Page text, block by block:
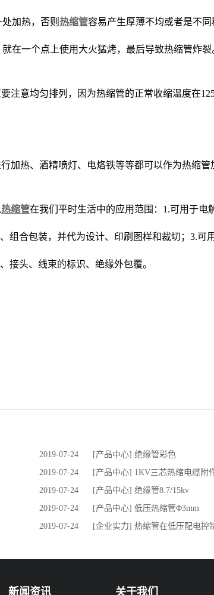
加热，否则 热缩管容易产生厚薄不均或者是不
在一个点上使用大火猛烤，最后导致热缩管炸裂
注意均匀排列，因为热缩管的正常收缩温度在
加热、酒精喷灯、电烙铁等等都可以作为热缩管
热缩管在我们平时生活中的应用范围：1.可用于电
组合包装，并代为设计、印刷图样和裁切；3.
接头、线束的标识、绝缘外包覆。
2019-07-24 [产品中心] 绝缘管彩色
2019-07-24 [产品中心] 1KV三芯热缩电缆附
2019-07-24 [产品中心] 绝缘管8.7/15kv
2019-07-24 [产品中心] 低压热缩管Φ3mm
2019-07-24 [企业实力] 热缩管在低压配电控
新闻资讯 关于我们